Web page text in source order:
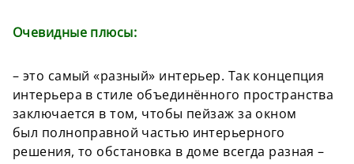
Очевидные плюсы:
– это самый «разный» интерьер. Так концепция
интерьера в стиле объединённого пространства
заключается в том, чтобы пейзаж за окном
был полноправной частью интерьерного
решения, то обстановка в доме всегда разная –